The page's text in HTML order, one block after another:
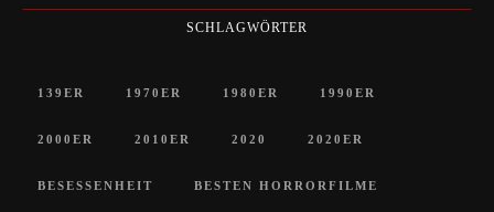
SCHLAGWÖRTER
139ER 1970ER 1980ER 1990ER
2000ER 2010ER 2020 2020ER
BESESSENHEIT BESTEN HORRORFILME